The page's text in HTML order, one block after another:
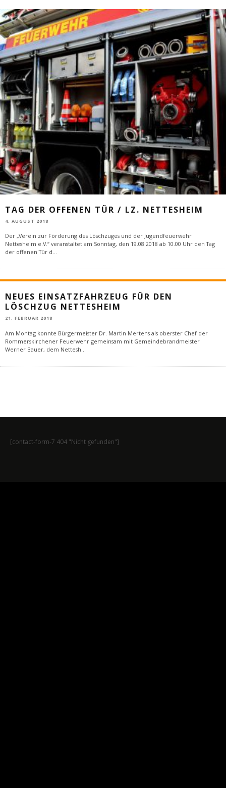
TAG DER OFFENEN TÜR / LZ. NETTESHEIM
4. AUGUST 2018
Der „Verein zur Förderung des Löschzuges und der Jugendfeuerwehr
Nettesheim e.V.“ veranstaltet am Sonntag, den 19.08.2018 ab 10.00 Uhr den Tag
der offenen Tür d...
NEUES EINSATZFAHRZEUG FÜR DEN
LÖSCHZUG NETTESHEIM
21. FEBRUAR 2018
Am Montag konnte Bürgermeister Dr. Martin Mertens als oberster Chef der
Rommerskirchener Feuerwehr gemeinsam mit Gemeindebrandmeister
Werner Bauer, dem Nettesh
[contact-form-7 404 "Nicht gefunden"]